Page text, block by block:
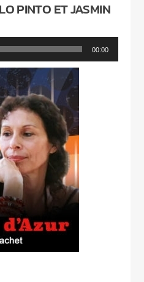
PINTO ET JASMIN
00:00